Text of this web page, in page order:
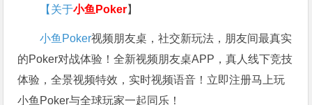
【关于小鱼Poker】
小鱼Poker视频朋友桌，社交新玩法，朋友间最真实
的Poker对战体验！全新视频朋友桌APP，真人线下竞技
体验，全景视频特效，实时视频语音！立即注册马上玩
小鱼Poker与全球玩家一起同乐！